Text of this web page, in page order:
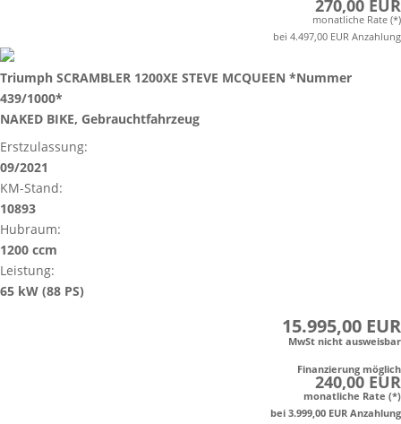
270,00 EUR
monatliche Rate (*)
bei 4.497,00 EUR Anzahlung
Triumph SCRAMBLER 1200XE STEVE MCQUEEN *Nummer
439/1000*
NAKED BIKE, Gebrauchtfahrzeug
Erstzulassung:
09/2021
KM-Stand:
10893
Hubraum:
1200 ccm
Leistung:
65 kW (88 PS)
15.995,00 EUR
MwSt nicht ausweisbar
Finanzierung möglich
240,00 EUR
monatliche Rate (*)
bei 3.999,00 EUR Anzahlung